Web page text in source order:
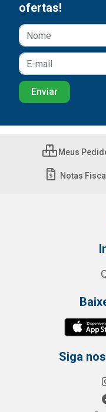
ofertas!
Meus
Notas
Siga